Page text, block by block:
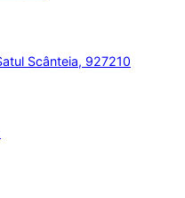
Scânteia, 927210